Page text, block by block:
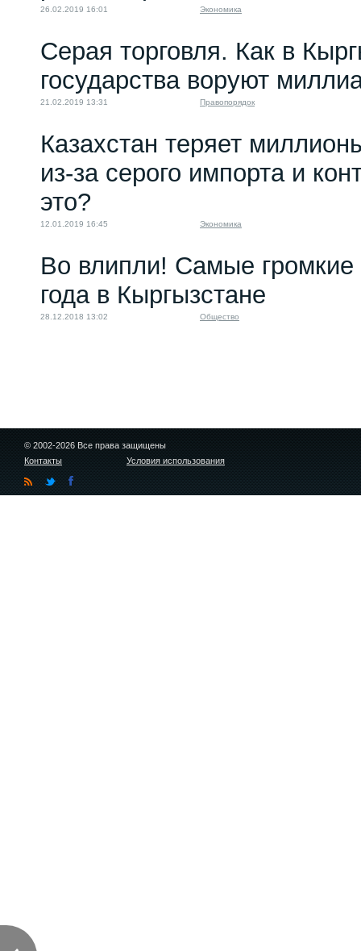
26.02.2019 16:01 Экономика
Серая торговля. Как в
государства воруют
21.02.2019 13:31 Правопорядок
Казахстан теряет
из-за серого импорта и
это?
12.01.2019 16:45 Экономика
Во влипли! Самые
года в Кыргызстане
28.12.2018 13:02 Общество
© 2002-2026 Все права защищены
Контакты
Условия использования